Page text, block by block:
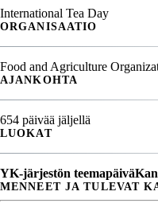
International Tea Day
ORGANISAATIO
Food and Agriculture
AJANKOHTA
654 päivää jäljellä
LUOKAT
YK-järjestön teemapäivä
MENNEET JA TULEVAT